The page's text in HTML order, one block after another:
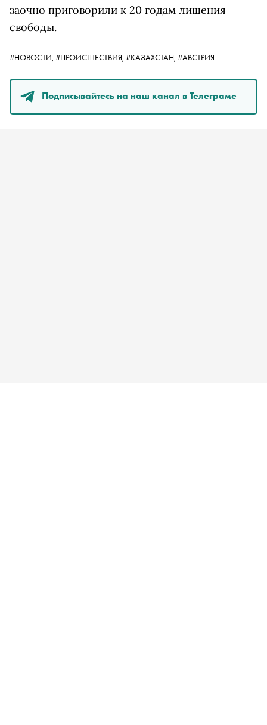
заочно приговорили к 20 годам лишения
свободы.
#НОВОСТИ, #ПРОИСШЕСТВИЯ, #КАЗАХСТАН, #АВСТРИЯ
Подписывайтесь на наш канал в Телеграме